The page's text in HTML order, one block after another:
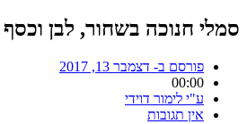
סמלי חנוכה בשחור, לבן וכסף
פורסם ב- דצמבר 13, 2017
00:00
ע"י לימור דוידי
אין תגובות